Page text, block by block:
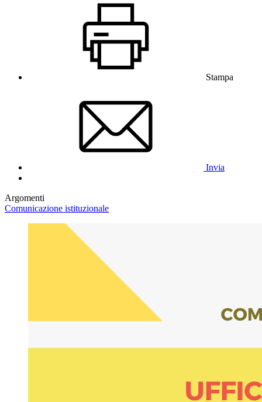
Stampa
Invia
Argomenti
Comunicazione istituzionale